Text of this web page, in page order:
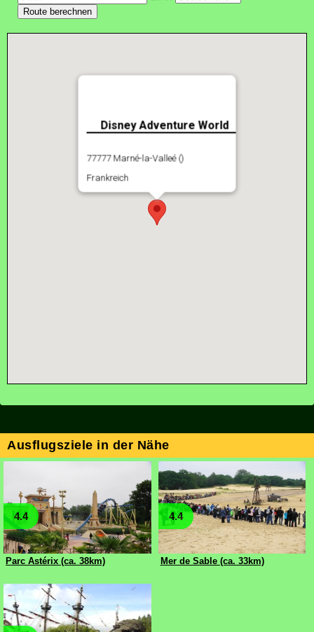
Disney Adventure World
77777 Marné-la-Valleé ()
Frankreich
Ausflugsziele in der Nähe
4.4
Parc Astérix (ca. 38km)
4.4
Mer de Sable (ca. 33km)